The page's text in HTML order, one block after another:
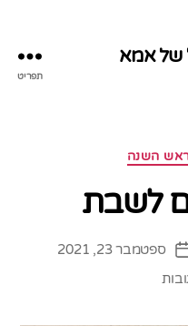
של אמא
תפריט
השנה
לשבת
תאריךספטמבר 23, 2021
על